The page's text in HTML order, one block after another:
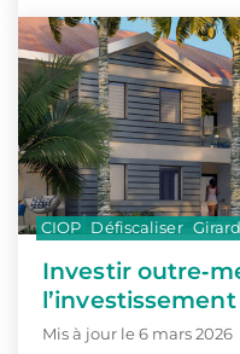
Investir
Mis à jour le 6 mars 2026
CIOP Défiscaliser